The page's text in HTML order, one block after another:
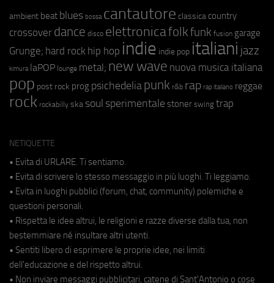
ambient beat blues bossa cantautore classica country
crossover dance disco elettronicafolkfunk fusion garage
Grunge; hard rock hip hop indie indie pop italiani jazz
kimura laPOP lounge metal; new wave nuova musica italiana
pop post rock prog psichedeliapunk r&b rap rap italiano reggae
rock rockabilly ska soul sperimentale stoner swing trap
NETIQUETTE
• Evita di URLARE. Ti sentiamo.
• Evita di scrivere lo stesso messaggio in più luoghi. Ti leggiamo.
• Evita in luoghi pubblici (forum, chat, community) polemiche e
questioni personali.
• Rispetta le idee altrui, le religioni e razze diverse dalla tua, non
bestemmiare né insultare altri utenti.
• Sentiti libero di esprimere le proprie idee, nei limiti
dell'educazione e del rispetto altrui.
• Non inviare messaggi pubblicitari, catene di Sant'Antonio o cose